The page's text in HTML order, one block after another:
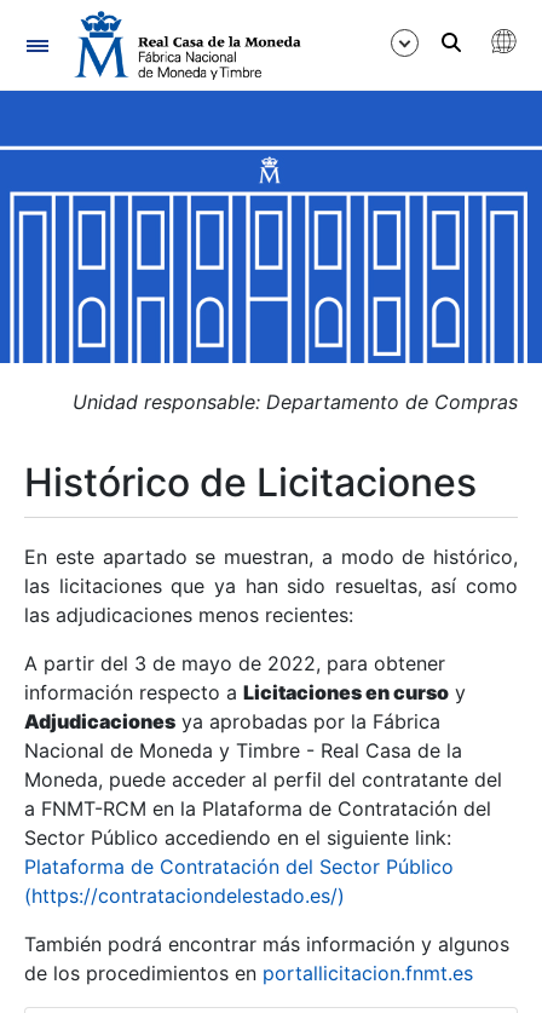
Navegación
Mostrar/Ocultar
Mostrar/Ocultar
Mostrar/Ocultar
Mostrar/Ocultar
Mostrar/Ocultar
Mostrar/Ocultar
Unidad responsable: Departamento de Compras
Histórico de Licitaciones
En este apartado se muestran, a modo de histórico,
las licitaciones que ya han sido resueltas, así como
las adjudicaciones menos recientes:
A partir del 3 de mayo de 2022, para obtener
información respecto a Licitaciones en curso y
Adjudicaciones ya aprobadas por la Fábrica
Nacional de Moneda y Timbre - Real Casa de la
Moneda, puede acceder al perfil del contratante del
a FNMT-RCM en la Plataforma de Contratación del
Sector Público accediendo en el siguiente link:
Plataforma de Contratación del Sector Público
(https://contrataciondelestado.es/)
También podrá encontrar más información y algunos
de los procedimientos en portallicitacion.fnmt.es